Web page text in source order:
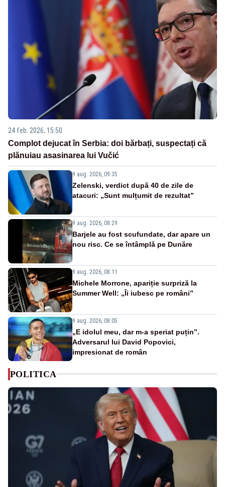
24 feb. 2026, 15:50
Complot dejucat în Serbia: doi bărbați, suspectați că
plănuiau asasinarea lui Vučić
9 aug. 2026, 09:35
Zelenski, verdict după 40 de zile de
atacuri: „Sunt mulțumit de rezultat”
9 aug. 2026, 08:29
Barjele au fost scufundate, dar apare un
nou risc. Ce se întâmplă pe Dunăre
9 aug. 2026, 08:11
Michele Morrone, apariție surpriză la
Summer Well: „Îi iubesc pe români”
9 aug. 2026, 08:05
„E idolul meu, dar m-a speriat puțin”.
Adversarul lui David Popovici,
impresionat de român
POLITICA